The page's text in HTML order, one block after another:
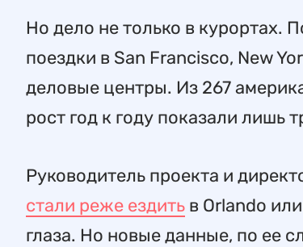
Но дело не только в курортах.
поездки в San Francisco, New
деловые центры. Из 267
рост год к году показали лишь
Руководитель проекта и
стали реже ездить в Orlando
глаза. Но новые данные, по ее